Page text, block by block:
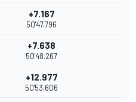
+7.167
50'47.796
+7.638
50'48.267
+12.977
50'53.606